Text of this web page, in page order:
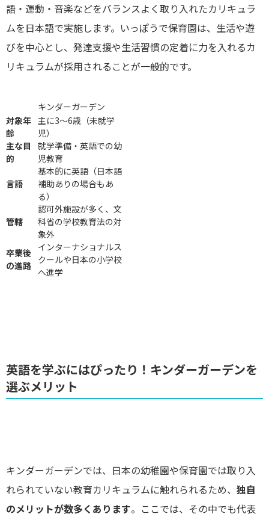
語・運動・音楽などをバランスよく取り入れたカリキュラ
ムを日本語で実施します。いっぽうで保育園は、生活や遊
びを中心とし、発達支援や生活習慣の定着に力を入れるカ
リキュラムが採用されることが一般的です。
キンダーガーデン
対象年
齢
主に3〜6歳（未就学
児）
主な目
的
就学準備・英語での幼
児教育
言語
基本的に英語（日本語
補助ありの場合もあ
る）
管轄
認可外施設が多く、文
科省の学校教育法の対
象外
卒業後
の進路
インターナショナルス
クールや日本の小学校
へ進学
英語を学ぶにはぴったり！キンダーガーデンを
選ぶメリット
キンダーガーデンでは、日本の幼稚園や保育園では取り入
れられていない教育カリキュラムに触れられるため、 独自
のメリットが数多くあります。ここでは、その中でも代表